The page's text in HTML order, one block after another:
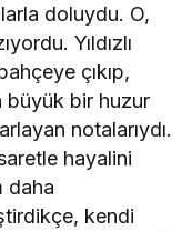
doluydu. O,
Yıldızlı
çıkıp,
büyük bir huzur
notalarıydı.
hayalini
daha
kendi